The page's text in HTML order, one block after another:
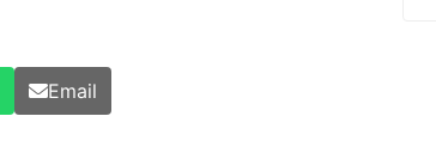
Email